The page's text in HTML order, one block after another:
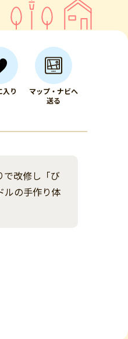
入り
マップ・ナビへ
送る
で改修し「び
ルの手作り体